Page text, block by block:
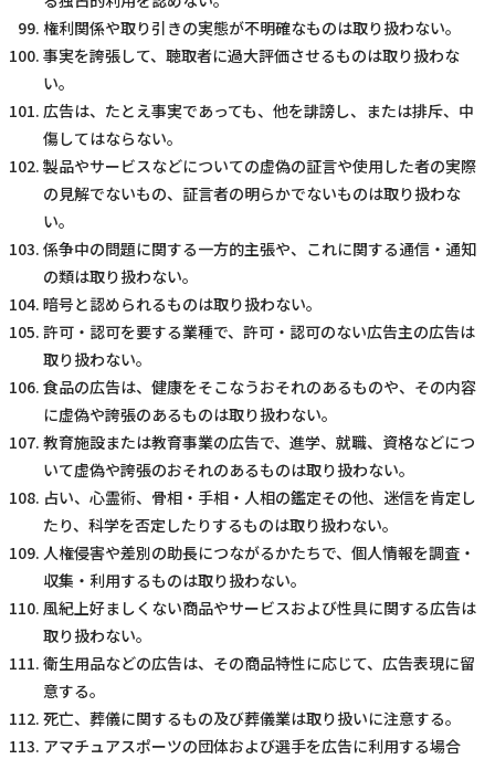
権利関係や取り引きの実態が不明確なものは取り扱わない。
事実を誇張して、聴取者に過大評価させるものは取り扱わな
い。
広告は、たとえ事実であっても、他を誹謗し、または排斥、中
傷してはならない。
製品やサービスなどについての虚偽の証言や使用した者の実際
の見解でないもの、証言者の明らかでないものは取り扱わな
い。
係争中の問題に関する一方的主張や、これに関する通信・通知
の類は取り扱わない。
暗号と認められるものは取り扱わない。
許可・認可を要する業種で、許可・認可のない広告主の広告は
取り扱わない。
食品の広告は、健康をそこなうおそれのあるものや、その内容
に虚偽や誇張のあるものは取り扱わない。
教育施設または教育事業の広告で、進学、就職、資格などにつ
いて虚偽や誇張のおそれのあるものは取り扱わない。
占い、心霊術、骨相・手相・人相の鑑定その他、迷信を肯定し
たり、科学を否定したりするものは取り扱わない。
人権侵害や差別の助長につながるかたちで、個人情報を調査・
収集・利用するものは取り扱わない。
風紀上好ましくない商品やサービスおよび性具に関する広告は
取り扱わない。
衛生用品などの広告は、その商品特性に応じて、広告表現に留
意する。
死亡、葬儀に関するもの及び葬儀業は取り扱いに注意する。
アマチュアスポーツの団体および選手を広告に利用する場合